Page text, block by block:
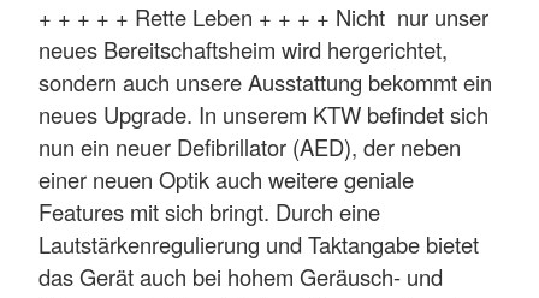
+ + + + + Rette Leben + + + + Nicht nur unser
neues Bereitschaftsheim wird hergerichtet,
sondern auch unsere Ausstattung bekommt ein
neues Upgrade. In unserem KTW befindet sich
nun ein neuer Defibrillator (AED), der neben
einer neuen Optik auch weitere geniale
Features mit sich bringt. Durch eine
Lautstärkenregulierung und Taktangabe bietet
das Gerät auch bei hohem Geräusch- und